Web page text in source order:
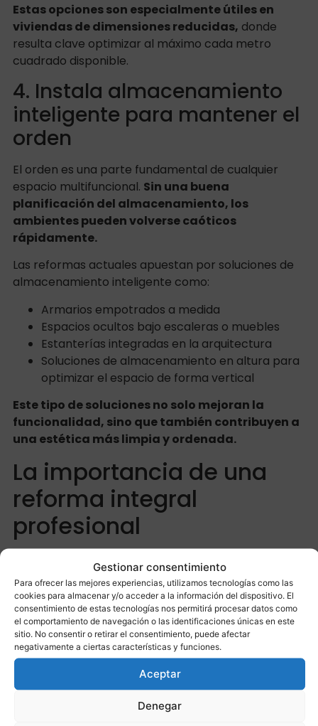
Gestionar consentimiento
Para ofrecer las mejores experiencias, utilizamos tecnologías como las
cookies para almacenar y/o acceder a la información del dispositivo. El
consentimiento de estas tecnologías nos permitirá procesar datos como
el comportamiento de navegación o las identificaciones únicas en este
sitio. No consentir o retirar el consentimiento, puede afectar
negativamente a ciertas características y funciones.
Aceptar
Denegar
Estas opciones son especialmente útiles en
viviendas de dimensiones reducidas, donde
resulta clave optimizar al máximo cada metro
cuadrado disponible.
4. Instala almacenamiento
inteligente para mantener el
orden
El orden es una parte fundamental de cualquier
espacio multifuncional. Sin una buena
planificación del almacenamiento, los
ambientes pueden volverse caóticos
rápidamente.
Las reformas actuales apuestan por soluciones de
almacenamiento inteligente como:
Armarios empotrados a medida
Espacios ocultos bajo escaleras o muebles
Estanterías integradas en la arquitectura
Soluciones de almacenamiento en altura para
optimizar el espacio de forma vertical
Este tipo de soluciones no solo mejoran la
funcionalidad, sino que también contribuyen a
una estética más limpia y ordenada.
La importancia de una
reforma integral
profesional
Para que todas estas ideas se materialicen
correctamente,es fundamental contar con una
planificación profesional.Una reforma integral
no se limita a ejecutar cambios estéticos, sino que
implica una gestión completa del proyecto desde el
inicio hasta la entrega final.
Errores que tienes que
evitar al hacer una reforma integral de tu